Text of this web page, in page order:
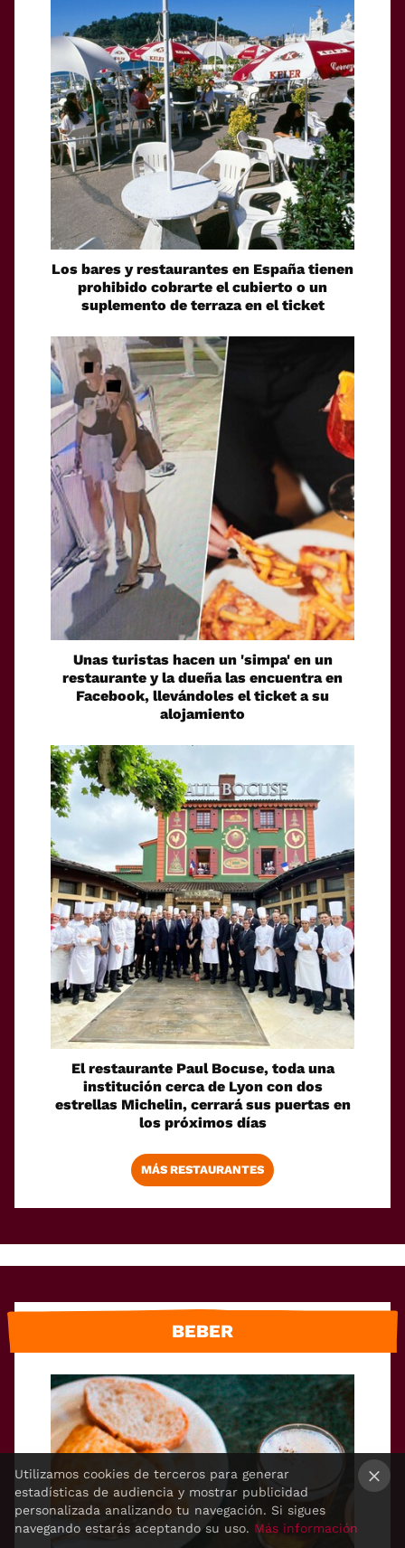
Los bares y restaurantes en España tienen
prohibido cobrarte el cubierto o un
suplemento de terraza en el ticket
Unas turistas hacen un 'simpa' en un
restaurante y la dueña las encuentra en
Facebook, llevándoles el ticket a su
alojamiento
El restaurante Paul Bocuse, toda una
institución cerca de Lyon con dos
estrellas Michelin, cerrará sus puertas en
los próximos días
MÁS RESTAURANTES
BEBER
Utilizamos cookies de terceros para generar
estadísticas de audiencia y mostrar publicidad
personalizada analizando tu navegación. Si sigues
navegando estarás aceptando su uso. Más información